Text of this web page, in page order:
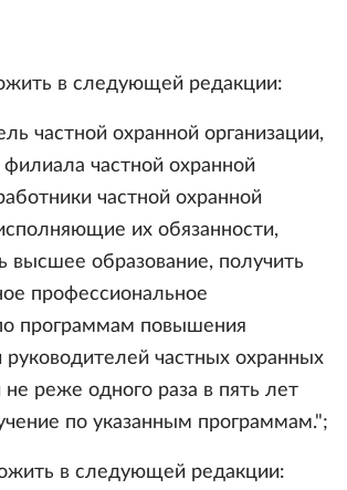
в следующей редакции:
частной охранной организации,
частной охранной
частной охранной
их обязанности,
образование, получить
профессиональное
программам повышения
руководителей частных охранных
не реже одного раза в пять лет
по указанным программам.";
в следующей редакции: